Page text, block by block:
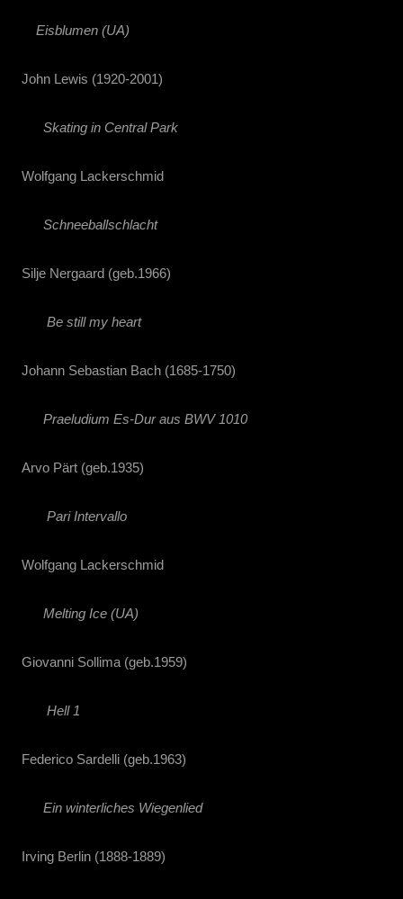
Eisblumen (UA)
John Lewis (1920-2001)
Skating in Central Park
Wolfgang Lackerschmid
Schneeballschlacht
Silje Nergaard (geb.1966)
Be still my heart
Johann Sebastian Bach (1685-1750)
Praeludium Es-Dur aus BWV 1010
Arvo Pärt (geb.1935)
Pari Intervallo
Wolfgang Lackerschmid
Melting Ice (UA)
Giovanni Sollima (geb.1959)
Hell 1
Federico Sardelli (geb.1963)
Ein winterliches Wiegenlied
Irving Berlin (1888-1889)